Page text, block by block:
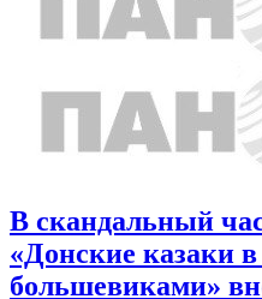
В скандальный
«Донские казаки в
большевиками»